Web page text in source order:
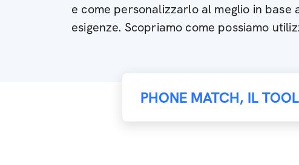
e come personalizzarlo al meglio in base
esigenze. Scopriamo come possiamo
PHONE MATCH, IL